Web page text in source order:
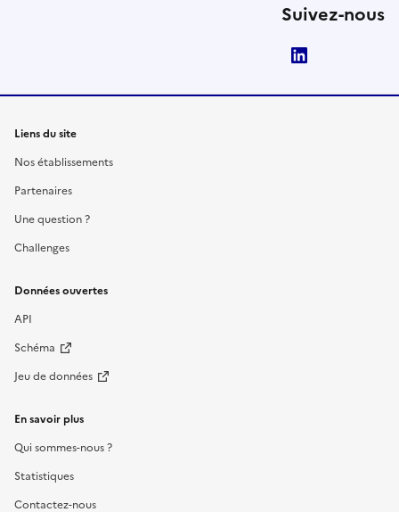
Suivez-nous
Liens du site
Nos établissements
Partenaires
Une question ?
Challenges
Données ouvertes
API
Schéma
Jeu de données
En savoir plus
Qui sommes-nous ?
Statistiques
Contactez-nous